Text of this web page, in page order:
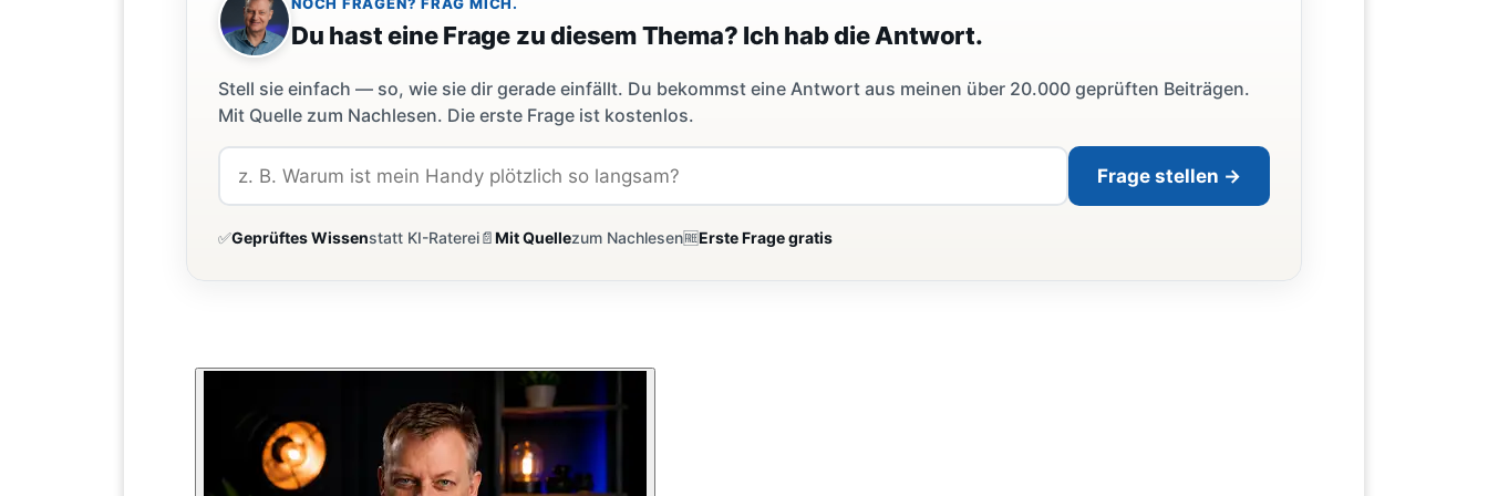
NOCH FRAGEN? FRAG MICH.
Du hast eine Frage zu diesem Thema? Ich hab die Antwort.
Stell sie einfach — so, wie sie dir gerade einfällt. Du bekommst eine Antwort aus meinen über 20.000 geprüften Beiträgen.
Mit Quelle zum Nachlesen. Die erste Frage ist kostenlos.
Frage stellen →
✅Geprüftes Wissenstatt KI-Raterei📄Mit Quellezum Nachlesen🆓Erste Frage gratis